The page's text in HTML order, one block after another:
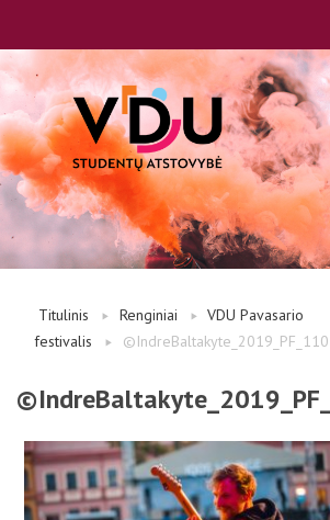
LT
D.U.K
Titulinis Renginiai
VDU Pavasario
festivalis
©IndreBaltakyte_2019_PF_110